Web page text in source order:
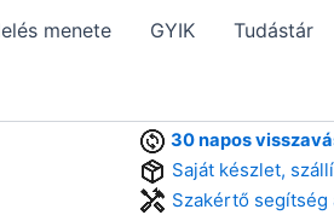
menete GYIK Tudástár
30 napos
Saját készlet,
Szakértő segítség